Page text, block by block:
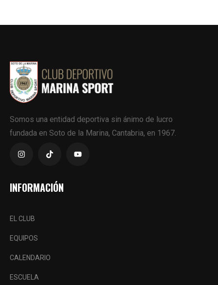
Somos una entidad deportiva sin ánimo de lucro
fundada en Soto de la Marina, Cantabria, en 1967.
INFORMACIÓN
EL CLUB
EQUIPOS
CALENDARIO
ESCUELA